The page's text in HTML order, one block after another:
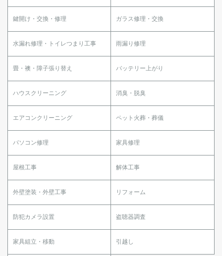
鍵開け・交換・修理 ガラス修理・交換
水漏れ修理・トイレつまり工事 雨漏り修理
畳・襖・障子張り替え バッテリー上がり
ハウスクリーニング 消臭・脱臭
エアコンクリーニング ペット火葬・葬儀
パソコン修理 家具修理
屋根工事 解体工事
外壁塗装・外壁工事 リフォーム
防犯カメラ設置 盗聴器調査
家具組立・移動 引越し